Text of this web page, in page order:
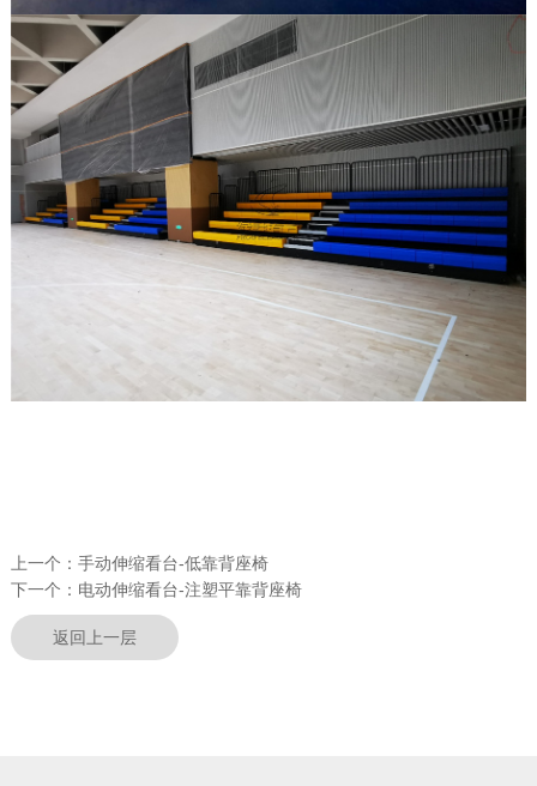
上一个： 手动伸缩看台-低靠背座椅
下一个： 电动伸缩看台-注塑平靠背座椅
返回上一层